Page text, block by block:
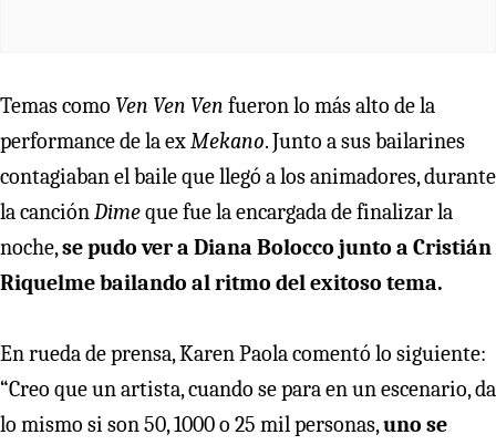
Temas como Ven Ven Ven fueron lo más alto de la
performance de la ex Mekano. Junto a sus bailarines
contagiaban el baile que llegó a los animadores, durante
la canción Dimeque fue la encargada de finalizar la
noche,se pudo ver a Diana Bolocco junto a Cristián
Riquelme bailando al ritmo del exitoso tema.
En rueda de prensa, Karen Paola comentó lo siguiente:
“Creo que un artista, cuando se para en un escenario, da
lo mismo si son 50, 1000 o 25 mil personas,uno se